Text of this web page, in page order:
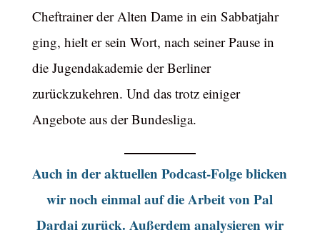
Cheftrainer der Alten Dame in ein Sabbatjahr
ging, hielt er sein Wort, nach seiner Pause in
die Jugendakademie der Berliner
zurückzukehren. Und das trotz einiger
Angebote aus der Bundesliga.
Auch in der aktuellen Podcast-Folge blicken
wir noch einmal auf die Arbeit von Pal
Dardai zurück. Außerdem analysieren wir